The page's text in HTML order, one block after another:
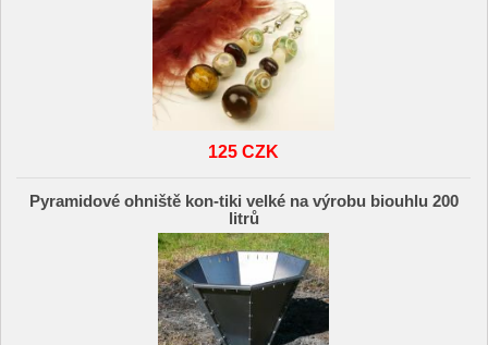
125 CZK
Pyramidové ohniště kon-tiki velké na výrobu biouhlu 200
litrů